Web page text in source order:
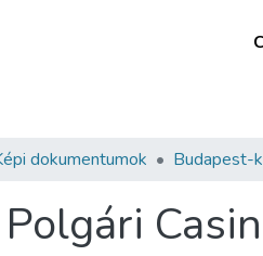
dokumentumok Budapest-